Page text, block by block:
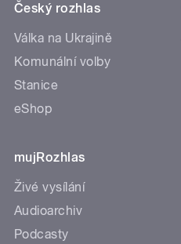
Český rozhlas
Válka na Ukrajině
Komunální volby
Stanice
eShop
mujRozhlas
Živé vysílání
Audioarchiv
Podcasty